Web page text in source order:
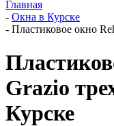
Главная
- Окна в Курске
- Пластиковое окно
Grazio
Курске